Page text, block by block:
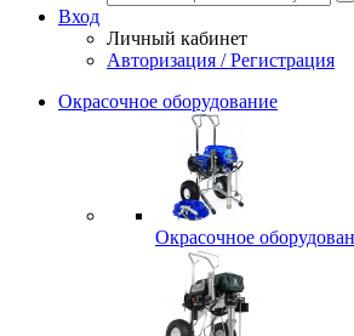
Вход
Личный кабинет
Авторизация / Регистрация
Окрасочное оборудование
Окрасочное